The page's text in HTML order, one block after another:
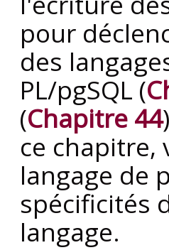
pour
des
PL/pgSQL (
(Chapitre 44
ce chapitre,
langage de
spécificités
langage.